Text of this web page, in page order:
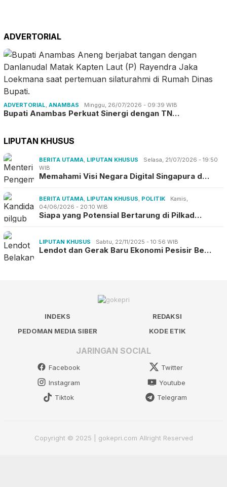
ADVERTORIAL
ADVERTORIAL ANAMBAS Minggu, 26/07/2026 - 09:39 WIB
Bupati Anambas Perkuat Sinergi dengan TN…
LIPUTAN KHUSUS
BERITA UTAMA LIPUTAN KHUSUS
Selasa, 21/07/2026 - 19:50
WIB
Memahami Visi Negara Digital Singapura d…
BERITA UTAMA LIPUTAN KHUSUS POLITIK
Kamis,
04/06/2026 - 20:10 WIB
Siapa yang Potensial Bertarung di Pilkad…
LIPUTAN KHUSUS Sabtu, 22/11/2025 - 10:56 WIB
Lendot dan Gerak Baru Ekonomi Pesisir Be…
INDEKS
REDAKSI
PEDOMAN MEDIA SIBER
KODE ETIK
JARINGAN SOCIAL
Facebook
Twitter
Instagram
Youtube
Tiktok
Telegram
Copyright © 2025 | gokepri.com Allright Reserved